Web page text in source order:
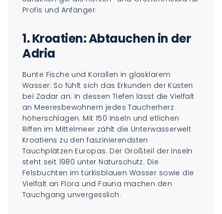
Profis und Anfänger.
1. Kroatien: Abtauchen in der
Adria
Bunte Fische und Korallen in glasklarem
Wasser: So fühlt sich das Erkunden der Küsten
bei Zadar an. In dessen Tiefen lässt die Vielfalt
an Meeresbewohnern jedes Taucherherz
höherschlagen. Mit 150 Inseln und etlichen
Riffen im Mittelmeer zählt die Unterwasserwelt
Kroatiens zu den faszinierendsten
Tauchplätzen Europas. Der Großteil der Inseln
steht seit 1980 unter Naturschutz. Die
Felsbuchten im türkisblauen Wasser sowie die
Vielfalt an Flora und Fauna machen den
Tauchgang unvergesslich.